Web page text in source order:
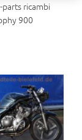
parts ricambi
900